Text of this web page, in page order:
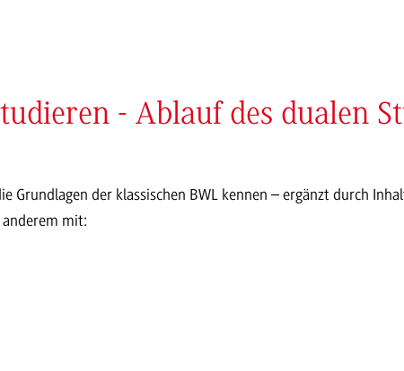
- Ablauf des dualen
Grundlagen der klassischen BWL kennen – ergänzt durch
mit: